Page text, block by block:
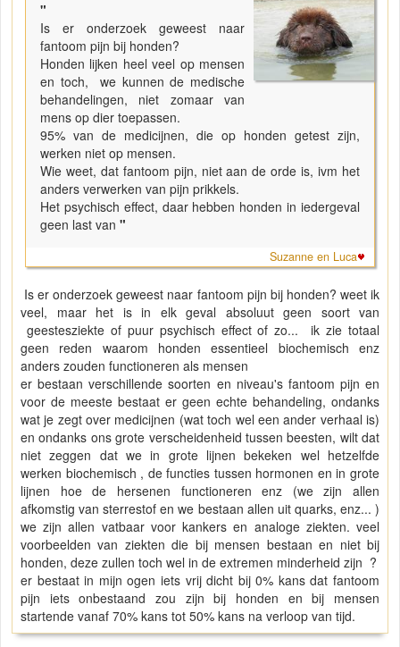
"
Is er onderzoek geweest naar
fantoom pijn bij honden?
Honden lijken heel veel op mensen
en toch, we kunnen de medische
behandelingen, niet zomaar van
mens op dier toepassen.
95% van de medicijnen, die op honden getest zijn,
werken niet op mensen.
Wie weet, dat fantoom pijn, niet aan de orde is, ivm het
anders verwerken van pijn prikkels.
Het psychisch effect, daar hebben honden in iedergeval
geen last van "
Suzanne en Luca
Is er onderzoek geweest naar fantoom pijn bij honden? weet ik
veel, maar het is in elk geval absoluut geen soort van
geestesziekte of puur psychisch effect of zo... ik zie totaal
geen reden waarom honden essentieel biochemisch enz
anders zouden functioneren als mensen
er bestaan verschillende soorten en niveau's fantoom pijn en
voor de meeste bestaat er geen echte behandeling, ondanks
wat je zegt over medicijnen (wat toch wel een ander verhaal is)
en ondanks ons grote verscheidenheid tussen beesten, wilt dat
niet zeggen dat we in grote lijnen bekeken wel hetzelfde
werken biochemisch , de functies tussen hormonen en in grote
lijnen hoe de hersenen functioneren enz (we zijn allen
afkomstig van sterrestof en we bestaan allen uit quarks, enz... )
we zijn allen vatbaar voor kankers en analoge ziekten. veel
voorbeelden van ziekten die bij mensen bestaan en niet bij
honden, deze zullen toch wel in de extremen minderheid zijn ?
er bestaat in mijn ogen iets vrij dicht bij 0% kans dat fantoom
pijn iets onbestaand zou zijn bij honden en bij mensen
startende vanaf 70% kans tot 50% kans na verloop van tijd.